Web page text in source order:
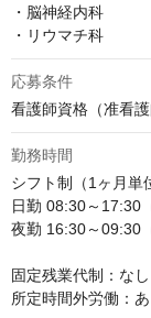
・脳神経内科
・リウマチ科
応募条件
看護師資格（准看
勤務時間
シフト制（1ヶ月単
日勤 08:30～17:30
夜勤 16:30～09:30
固定残業代制：なし
所定時間外労働：